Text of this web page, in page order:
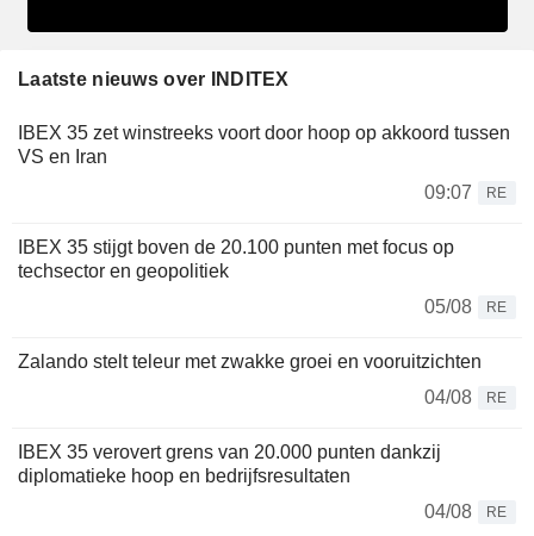
Laatste nieuws over INDITEX
IBEX 35 zet winstreeks voort door hoop op akkoord tussen
VS en Iran
09:07
RE
IBEX 35 stijgt boven de 20.100 punten met focus op
techsector en geopolitiek
05/08
RE
Zalando stelt teleur met zwakke groei en vooruitzichten
04/08
RE
IBEX 35 verovert grens van 20.000 punten dankzij
diplomatieke hoop en bedrijfsresultaten
04/08
RE